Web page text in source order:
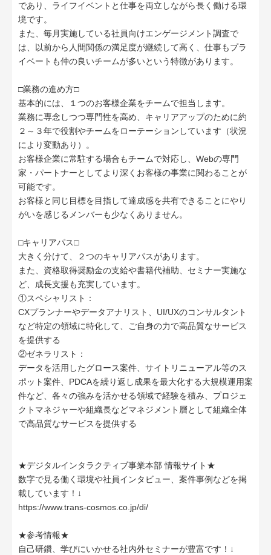
であり、ライフイベントと仕事を両立しながら長く働ける環
境です。
また、毎月実施している社員向けエンゲージメント調査で
は、以前から人間関係の満足度が継続して高く、仕事もプラ
イベートも仲の良いチームが多いという特徴があります。
□業務の進め方□
基本的には、１つのお客様企業をチームで担当します。
業務に専念しつつ専門性を高め、キャリアアップのために約
２～３年で役割やチームをローテーションしています（状況
により変動あり）。
お客様企業に常駐する場合もチームで対応し、Webの専門
家・パートナーとしてより深くお客様の事業に関わることが
可能です。
お客様と同じ目標を目指して達成感を共有できることにやり
がいを感じるメンバーも少なくありません。
□キャリアパス□
大きく分けて、２つのキャリアパスがあります。
また、資格取得奨励金の支給や書籍代補助、セミナー実施な
ど、成長支援も充実しています。
①スペシャリスト：
CXプランナーやデータアナリスト、UI/UXのコンサルタント
など特定の領域に特化して、ご自身の力で高品質なサービス
を提供する
②ゼネラリスト：
データを活用したグロース案件、サイトリニューアル等のス
ポット案件、PDCAを繰り返し成果を最大化する大規模運用案
件など、各々の強みを活かせる領域で経験を積み、プロジェ
クトマネジャーや組織長などマネジメント層として組織全体
で高品質なサービスを提供する
★デジタルインタラクティブ事業本部 情報サイト★
数字で見る働く環境や社員インタビュー、案件事例などを掲
載しています！↓
https://www.trans-cosmos.co.jp/di/
★参考情報★
自己研鑽、学びにいかせる社内外セミナーが豊富です！↓